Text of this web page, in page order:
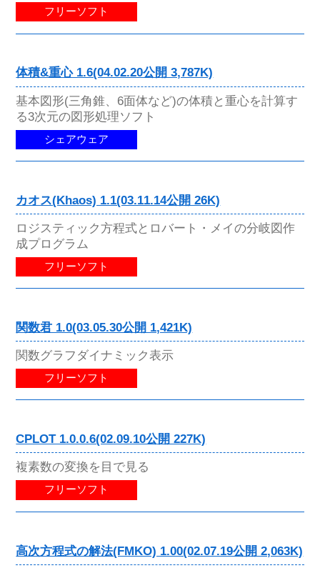
フリーソフト
体積&重心 1.6(04.02.20公開 3,787K)
基本図形(三角錐、6面体など)の体積と重心を計算す
る3次元の図形処理ソフト
シェアウェア
カオス(Khaos) 1.1(03.11.14公開 26K)
ロジスティック方程式とロバート・メイの分岐図作
成プログラム
フリーソフト
関数君 1.0(03.05.30公開 1,421K)
関数グラフダイナミック表示
フリーソフト
CPLOT 1.0.0.6(02.09.10公開 227K)
複素数の変換を目で見る
フリーソフト
高次方程式の解法(FMKO) 1.00(02.07.19公開 2,063K)